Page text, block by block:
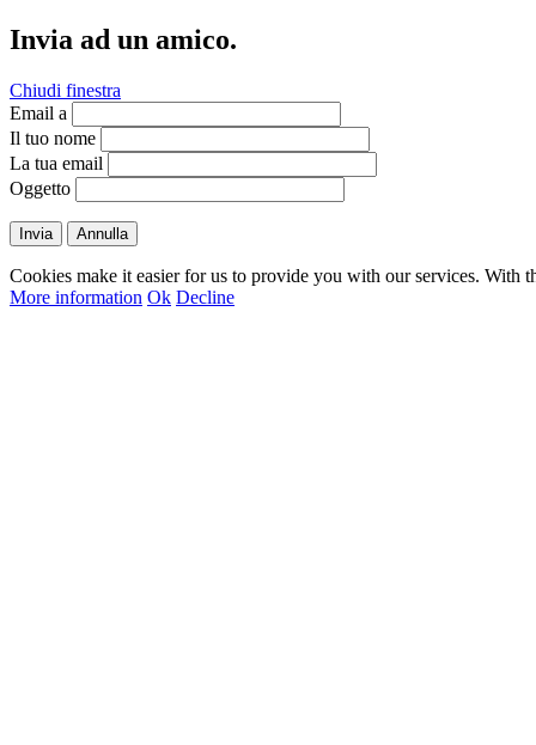
Invia ad un amico.
Chiudi finestra
Email a
Il tuo nome
La tua email
Oggetto
Invia Annulla
Cookies make it easier for us to provide you with our services. With
More information Ok Decline